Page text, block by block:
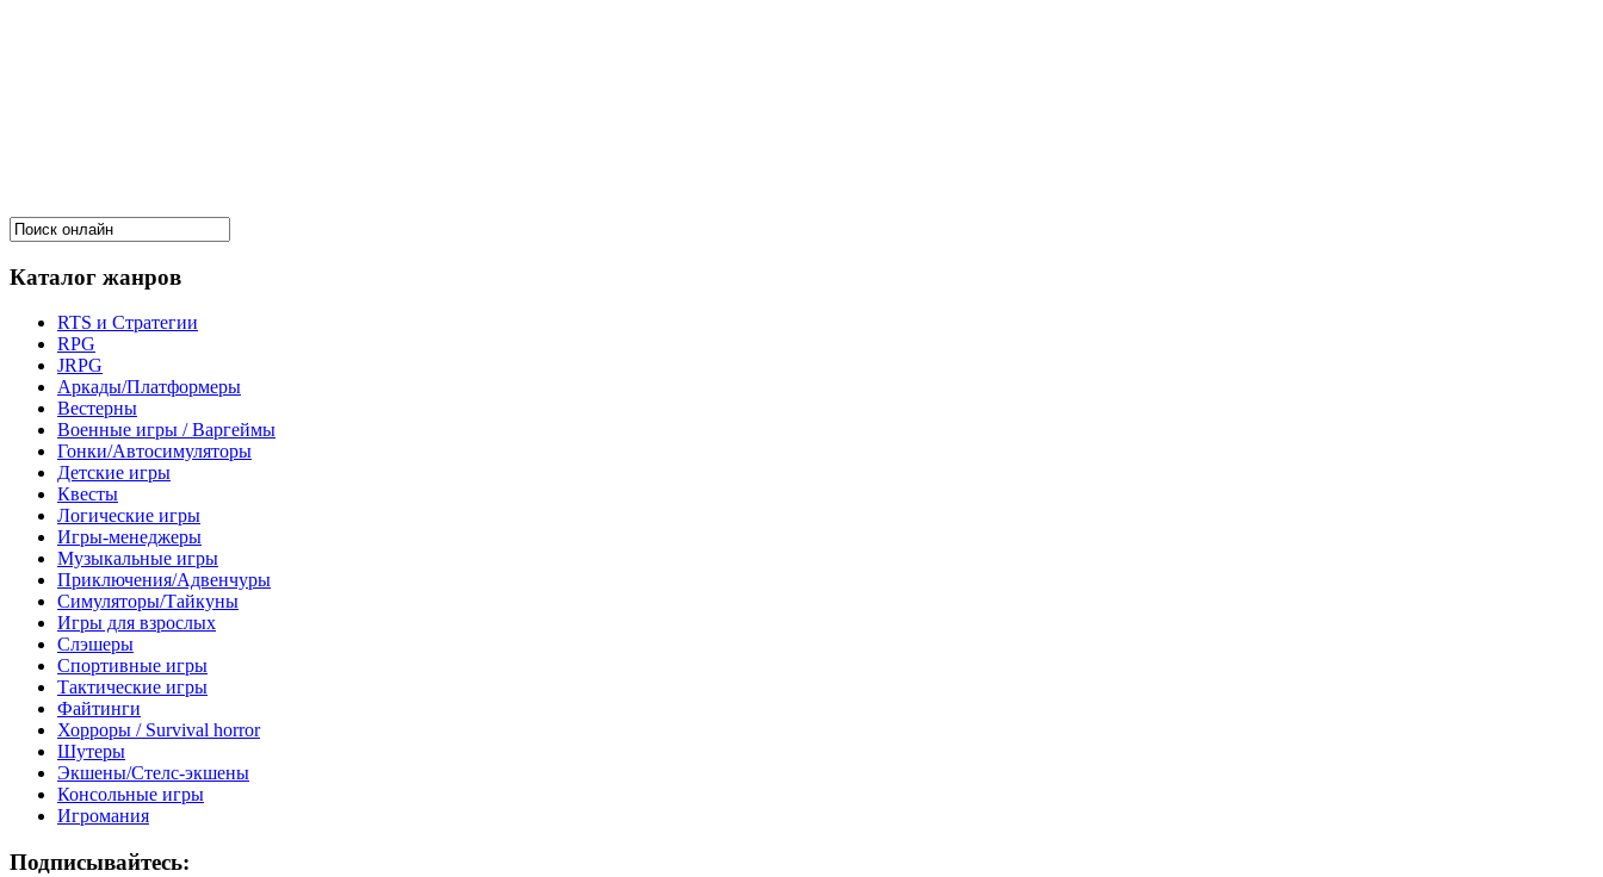
Каталог жанров
RTS и Стратегии
RPG
JRPG
Аркады/Платформеры
Вестерны
Военные игры / Варгеймы
Гонки/Автосимуляторы
Детские игры
Квесты
Логические игры
Игры-менеджеры
Музыкальные игры
Приключения/Адвенчуры
Симуляторы/Тайкуны
Игры для взрослых
Слэшеры
Спортивные игры
Тактические игры
Файтинги
Хорроры / Survival horror
Шутеры
Экшены/Стелс-экшены
Консольные игры
Игромания
Подписывайтесь: